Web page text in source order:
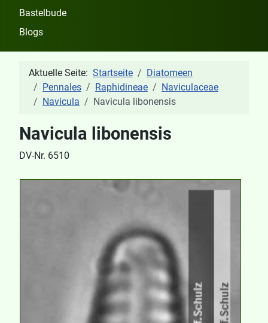
Bastelbude
Blogs
Aktuelle Seite: Startseite
Diatomeen
Pennales
Raphidineae
Naviculaceae
Navicula
Navicula libonensis
Navicula libonensis
DV-Nr. 6510